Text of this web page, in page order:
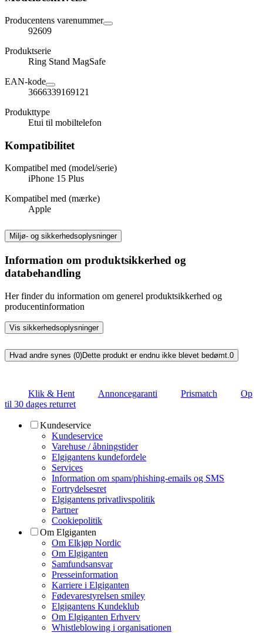
Producentens varenummer
92609
Produktserie
Ring Stand MagSafe
EAN-kode
3666339169121
Produkttype
Etui til mobiltelefon
Kompatibilitet
Kompatibel med (model/serie)
iPhone 15 Plus
Kompatibel med (mærke)
Apple
Miljø- og sikkerhedsoplysninger
Information om produktsikkerhed og
databehandling
Her finder du information om generel produktsikkerhed og
producentinformation
Vis sikkerhedsoplysninger
Hvad andre synes (0)Dette produkt er endnu ikke blevet bedømt. 0
Klik & Hent Annoncegaranti Prismatch
Op
til 30 dages returret
Kundeservice
Kundeservice
Varehuse / åbningstider
Elgigantens kundefordele
Services
Information om spam/phishing-emails og SMS
Fortrydelsesret
Elgigantens privatlivspolitik
Partner
Cookiepolitik
Om Elgiganten
Om Elkjøp Nordic
Om Elgiganten
Samfundsansvar
Presseinformation
Karriere i Elgiganten
Fødevarestyrelsen smiley
Elgigantens Kundeklub
Om Elgiganten Erhverv
Whistleblowing i organisationen